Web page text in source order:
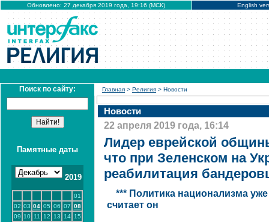
Обновлено: 27 декабря 2019 года, 19:16 (МСК) English
Поиск по сайту:
Памятные даты
2019
01
02 03 04 05 06 07 08
09 10 11 12 13 14 15
Главная > Религия > Новости
Новости
22 апреля 2019 года, 16:14
Лидер еврейской
что при Зеленском на
реабилитация
*** Политика национализма
считает он